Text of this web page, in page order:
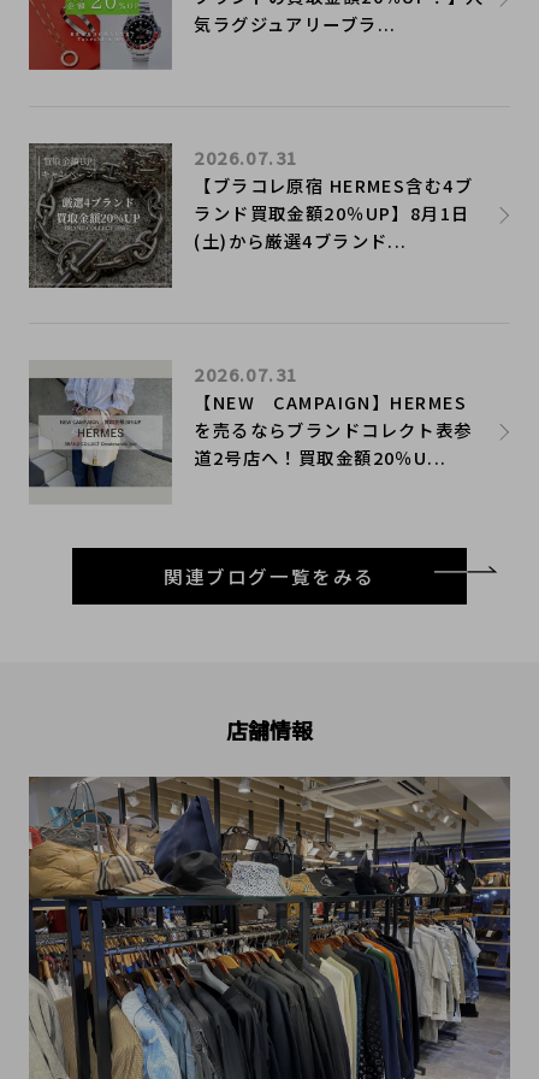
気ラグジュアリーブラ...
【ブラコレ原宿 HERMES含む4ブ
ランド買取金額20％UP】8月1日
(土)から厳選4ブランド...
2026.07.31
【NEW CAMPAIGN】HERMES
を売るならブランドコレクト表参
道2号店へ！買取金額20％U...
2026.07.31
関連ブログ一覧をみる
店舗情報